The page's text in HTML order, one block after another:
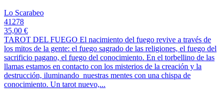
Lo Scarabeo
41278
35,00 €
TAROT DEL FUEGO El nacimiento del fuego revive a través de
los mitos de la gente: el fuego sagrado de las religiones, el fuego del
sacrificio pagano, el fuego del conocimiento. En el torbellino de las
llamas estamos en contacto con los misterios de la creación y la
destrucción, iluminando nuestras mentes con una chispa de
conocimiento. Un tarot nuevo,...